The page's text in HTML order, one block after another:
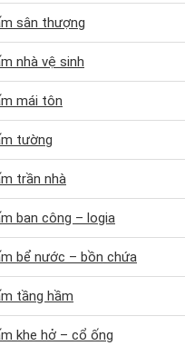
sân thượng
nhà vệ sinh
mái tôn
tường
trần nhà
ban công – logia
bể nước – bồn chứa
tầng hầm
khe hở – cổ ống